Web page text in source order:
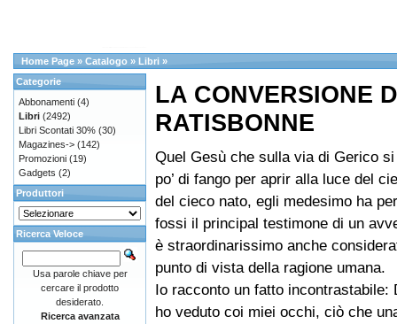
Home Page » Catalogo » Libri »
LA CONVERSIONE
RATISBONNE
Quel Gesù che sulla via di Gerico
po’ di fango per aprir alla luce del
del cieco nato, egli medesimo ha
fossi il principal testimone di un
è straordinarissimo anche
punto di vista della ragione umana.
Io racconto un fatto incontrastabile:
ho veduto coi miei occhi, ciò che
Categorie
Abbonamenti (4)
Libri (2492)
Libri Scontati 30% (30)
Magazines-> (142)
Promozioni (19)
Gadgets (2)
Produttori
Ricerca Veloce
Usa parole chiave per
cercare il prodotto
desiderato.
Ricerca avanzata